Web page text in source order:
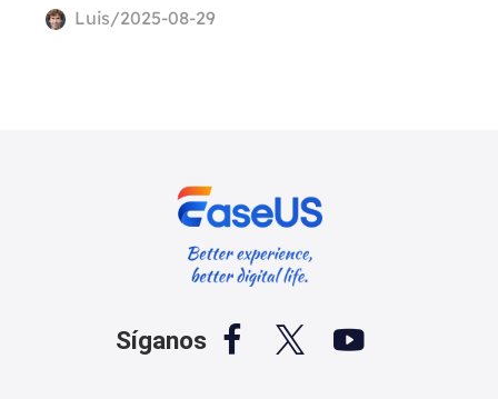
Luis/2025-08-29
Síganos   